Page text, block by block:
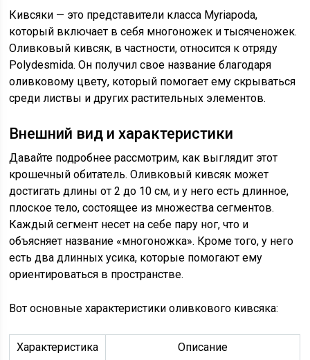
Кивсяки — это представители класса Myriapoda,
который включает в себя многоножек и тысяченожек.
Оливковый кивсяк, в частности, относится к отряду
Polydesmida. Он получил свое название благодаря
оливковому цвету, который помогает ему скрываться
среди листвы и других растительных элементов.
Внешний вид и характеристики
Давайте подробнее рассмотрим, как выглядит этот
крошечный обитатель. Оливковый кивсяк может
достигать длины от 2 до 10 см, и у него есть длинное,
плоское тело, состоящее из множества сегментов.
Каждый сегмент несет на себе пару ног, что и
объясняет название «многоножка». Кроме того, у него
есть два длинных усика, которые помогают ему
ориентироваться в пространстве.
Вот основные характеристики оливкового кивсяка:
Характеристика
Описание